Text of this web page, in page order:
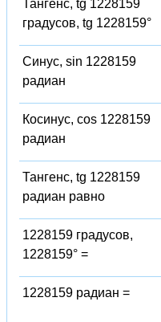
Тангенс, tg 1228159
градусов, tg 1228159°
Синус, sin 1228159
радиан
Косинус, cos 1228159
радиан
Тангенс, tg 1228159
радиан равно
1228159 градусов,
1228159° =
1228159 радиан =